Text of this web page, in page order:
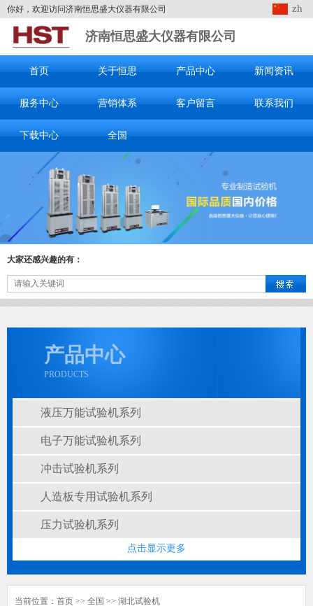
你好，欢迎访问济南恒思盛大仪器有限公司 zh
济南恒思盛大仪器有限公司
首页 关于恒思 产品中心 新闻资讯
服务中心 营销体系 客户留言 联系我们
下载中心 全国
大家还感兴趣的有：
产品中心
PRODUCTS
液压万能试验机系列
电子万能试验机系列
冲击试验机系列
人造板专用试验机系列
压力试验机系列
点击显示更多
当前位置： 首页 >> 全国 >> 湖北试验机